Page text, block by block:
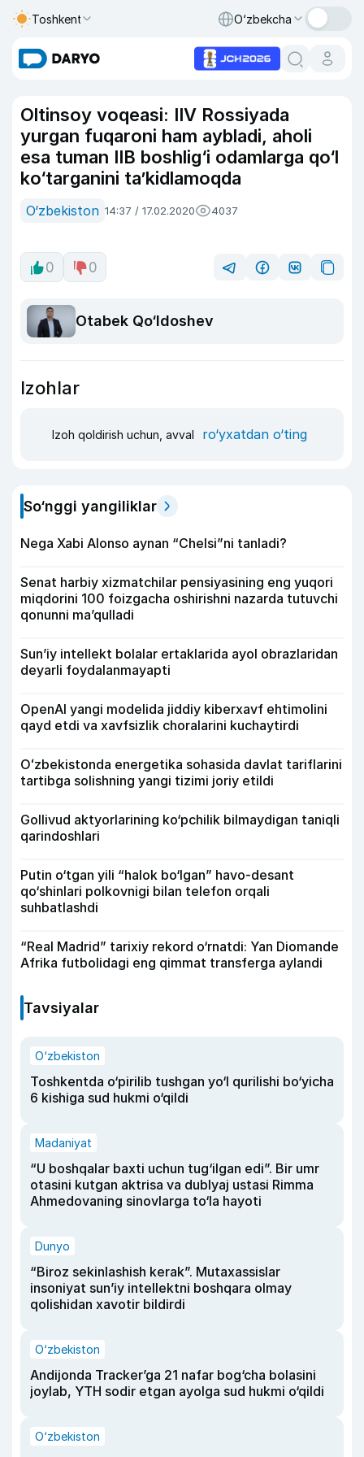
Toshkent O‘zbekcha
Oltinsoy voqeasi: IIV Rossiyada
yurgan fuqaroni ham aybladi, aholi
esa tuman IIB boshlig‘i odamlarga qo‘l
ko‘targanini ta’kidlamoqda
O‘zbekiston 14:37 / 17.02.2020 4037
0 0
Otabek Qo‘ldoshev
Izohlar
Izoh qoldirish uchun, avval ro‘yxatdan o‘ting
So‘nggi yangiliklar
Nega Xabi Alonso aynan “Chelsi”ni tanladi?
Senat harbiy xizmatchilar pensiyasining eng yuqori
miqdorini 100 foizgacha oshirishni nazarda tutuvchi
qonunni ma’qulladi
Sun’iy intellekt bolalar ertaklarida ayol obrazlaridan
deyarli foydalanmayapti
OpenAI yangi modelida jiddiy kiberxavf ehtimolini
qayd etdi va xavfsizlik choralarini kuchaytirdi
Oʻzbekistonda energetika sohasida davlat tariflarini
tartibga solishning yangi tizimi joriy etildi
Gollivud aktyorlarining ko‘pchilik bilmaydigan taniqli
qarindoshlari
Putin o‘tgan yili “halok bo‘lgan” havo-desant
qo‘shinlari polkovnigi bilan telefon orqali
suhbatlashdi
“Real Madrid” tarixiy rekord o‘rnatdi: Yan Diomande
Afrika futbolidagi eng qimmat transferga aylandi
Tavsiyalar
O‘zbekiston
Toshkentda o‘pirilib tushgan yo‘l qurilishi bo‘yicha
6 kishiga sud hukmi o‘qildi
Madaniyat
“U boshqalar baxti uchun tug‘ilgan edi”. Bir umr
otasini kutgan aktrisa va dublyaj ustasi Rimma
Ahmedovaning sinovlarga to‘la hayoti
Dunyo
“Biroz sekinlashish kerak”. Mutaxassislar
insoniyat sun’iy intellektni boshqara olmay
qolishidan xavotir bildirdi
O‘zbekiston
Andijonda Tracker’ga 21 nafar bog‘cha bolasini
joylab, YTH sodir etgan ayolga sud hukmi o‘qildi
O‘zbekiston